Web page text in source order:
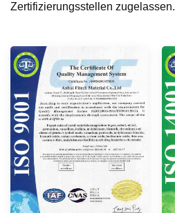
Zertifizierungsstellen zugelassen.